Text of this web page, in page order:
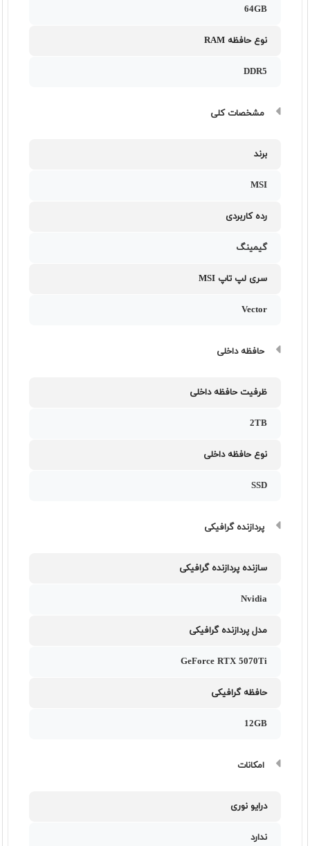
64GB
نوع حافظه RAM
DDR5
مشخصات کلی
برند
MSI
رده کاربردی
گیمینگ
سری لپ تاپ MSI
Vector
حافظه داخلی
ظرفیت حافظه داخلی
2TB
نوع حافظه داخلی
SSD
پردازنده گرافیکی
سازنده پردازنده گرافیکی
Nvidia
مدل پردازنده گرافیکی
GeForce RTX 5070Ti
حافظه گرافیکی
12GB
امکانات
درایو نوری
ندارد